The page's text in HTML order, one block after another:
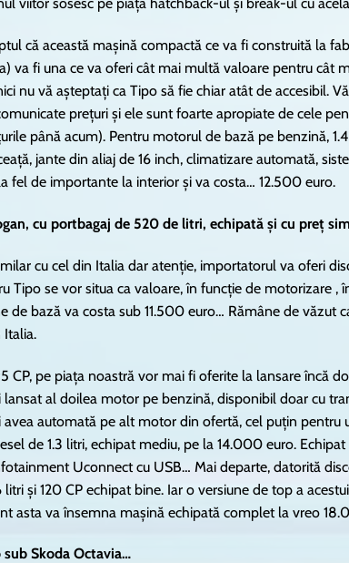
viitor sosesc pe piață hatchback-ul și break-ul cu
că această mașină compactă ce va fi construită la
va fi una ce va oferi cât mai multă valoare pentru cât
nu vă așteptați ca Tipo să fie chiar atât de accesibil.
prețuri și ele sunt foarte apropiate de cele
până acum). Pentru motorul de bază pe benzină,
jante din aliaj de 16 inch, climatizare automată,
fel de importante la interior și va costa… 12.500 euro.
cu portbagaj de 520 de litri, echipată și cu preț
cu cel din Italia dar atenție, importatorul va oferi
Tipo se vor situa ca valoare, în funcție de motorizare ,
de bază va costa sub 11.500 euro… Rămâne de văzut
Italia.
CP, pe piața noastră vor mai fi oferite la lansare încă
lansat al doilea motor pe benzină, disponibil doar cu
automată pe alt motor din ofertă, cel puțin pentru
de 1.3 litri, echipat mediu, pe la 14.000 euro.
Uconnect cu USB… Mai departe, datorită
litri și 120 CP echipat bine. Iar o versiune de top a
asta va însemna mașină echipată complet la vreo
Skoda Octavia…